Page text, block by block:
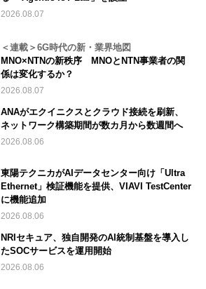
2026.08.07
＜連載＞6G時代の新・業界地図
MNO×NTNの新秩序 MNOとNTN事業者の関
係は変化するか？
2026.08.07
ANAがエクイニクスとクラウド接続を刷新、
ネットワーク構築期間が数カ月から数週間へ
2026.08.06
東陽テクニカがAIデータセンター向け「Ultra
Ethernet」検証機能を提供、VIAVI TestCenter
に機能追加
2026.08.06
NRIセキュア、独自開発のAI統制基盤を導入し
たSOCサービスを運用開始
2026.08.06